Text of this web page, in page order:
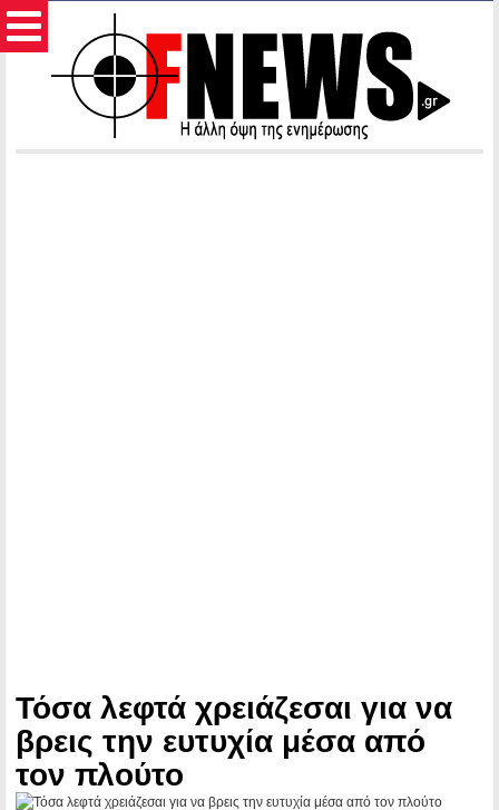
Τόσα λεφτά χρειάζεσαι για να
βρεις την ευτυχία μέσα από
τον πλούτο